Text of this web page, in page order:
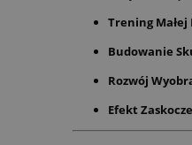
Trening
Budowanie
Rozwój
Efekt